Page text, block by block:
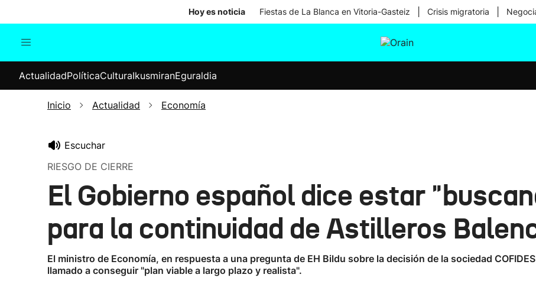
Hoy es noticia Fiestas de La Blanca en Vitoria-Gasteiz Crisis migratoria
Internacional
Elecciones
ActualidadPolíticaCulturaIkusmiranEguraldia
Inicio Actualidad Economía
Escuchar
RIESGO DE CIERRE
El Gobierno español dice estar
para la continuidad de Astilleros
El ministro de Economía, en respuesta a una pregunta de EH Bildu sobre la decisión de la sociedad
llamado a conseguir "plan viable a largo plazo y realista".